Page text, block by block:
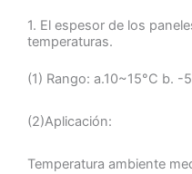
1. El espesor de los
temperaturas.
(1) Rango: a.10~15°C b.
(2)Aplicación:
Temperatura ambiente